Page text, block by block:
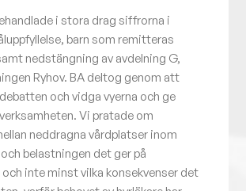
i stora drag siffrorna i
barn som remitteras
nedstängning av avdelning G,
Ryhov. BA deltog genom att
och vidga vyerna och ge
Vi pratade om
neddragna vårdplatser inom
belastningen det ger på
inte minst vilka konsekvenser det